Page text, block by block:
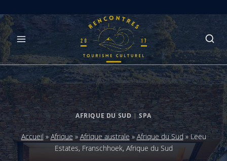
Skip
to
content
AFRIQUE DU SUD|SPA
Accueil»Afrique»Afrique australe»Afrique du Sud»Leeu
Estates, Franschhoek, Afrique du Sud